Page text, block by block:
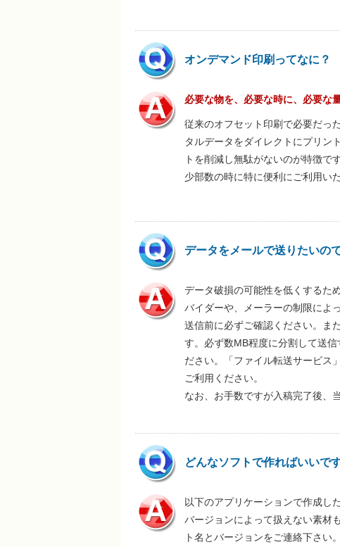
オンデマンド印刷ってなに？
必要な物を、必要な時に、必要な
従来のオフセット印刷で必要だっ
タルデータをダイレクトにプリン
トを削減し無駄がないのが特徴です
少部数の時に特に便利にご利用い
データをメールで送りたいの
データ破損の可能性を低くするた
バイダーや、メーラーの制限によ
送信前に必ずご確認ください。ま
す。必ず数MB程度に分割して送
ださい。「ファイル転送サービス
ご利用ください。
なお、お手数ですが入稿完了後、
どんなソフトで作ればいいで
以下のアプリケーションで作成し
バージョンによって扱えない素材
ト名とバージョンをご連絡下さい。